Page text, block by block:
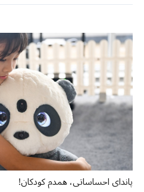
پاندای احساساتی، همدم کودکان!